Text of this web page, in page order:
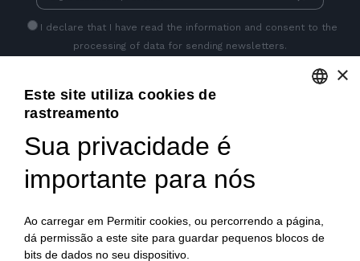
I declare that I have read the information and consent to the
processing of data for sending newsletters.
PORTUGUESE
×
Este site utiliza cookies de
rastreamento
Sua privacidade é
importante para nós
Ao carregar em Permitir cookies, ou percorrendo a página,
dá permissão a este site para guardar pequenos blocos de
bits de dados no seu dispositivo.